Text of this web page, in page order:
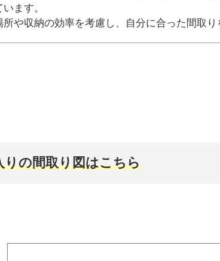
ます。
所や収納の効率を考慮し、自分に合った間取り
りの間取り図はこちら